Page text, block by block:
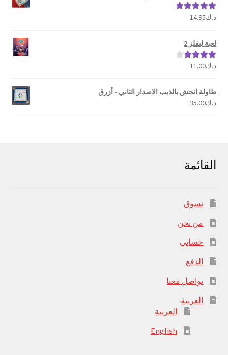
تم التقييم
د.ك14.95
لعبة ليفلز 2
تم التقييم
د.ك11.00
طاولة انحش يالذيب الاصدار الثاني - أزرق
د.ك35.00
القائمة
تسوق
من نحن
حسابي
الدفع
تواصل معنا
العربية
العربية
English